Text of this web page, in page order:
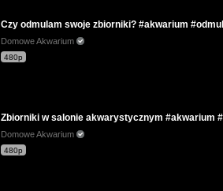
Czy odmulam swoje zbiorniki? #akwarium
Domowe Akwarium
480p
Zbiorniki w salonie akwarystycznym #akwarium
Domowe Akwarium
480p